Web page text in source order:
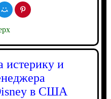
истерику и
в США